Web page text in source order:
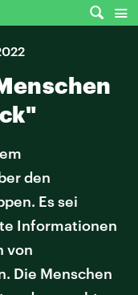
den
Es sei
Informationen
von
Die Menschen